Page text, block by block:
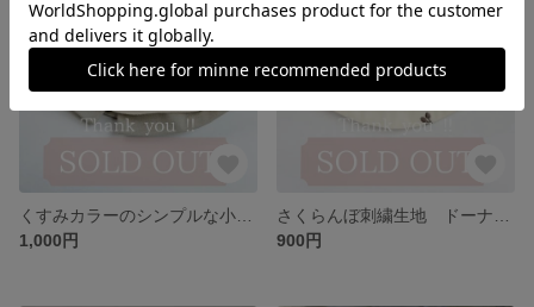
1,000円
900円